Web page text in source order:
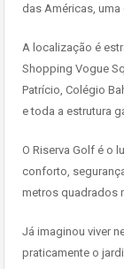
das Américas,
A localização é
Shopping Vogue
Patrício, Colégio
e toda a estrutura
O Riserva Golf é o
conforto,
metros quadrados
Já imaginou viver
praticamente o